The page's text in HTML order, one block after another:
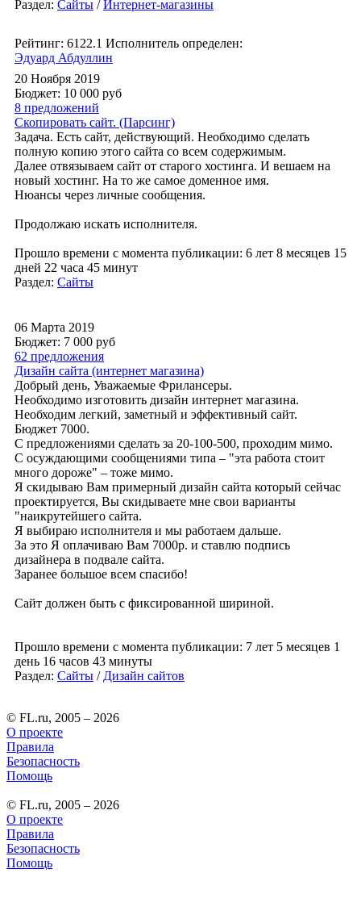
Раздел: Сайты /Интернет-магазины
Рейтинг: 6122.1 Исполнитель определен:
Эдуард Абдуллин
20 Ноября 2019
Бюджет: 10 000 руб
8 предложений
Скопировать сайт. (Парсинг)
Задача. Есть сайт, действующий. Необходимо сделать
полную копию этого сайта со всем содержимым.
Далее отвязываем сайт от старого хостинга. И вешаем на
новый хостинг. На то же самое доменное имя.
Нюансы через личные сообщения.
Продолжаю искать исполнителя.
Прошло времени с момента публикации: 6 лет 8 месяцев 15
дней 22 часа 45 минут
Раздел: Сайты
06 Марта 2019
Бюджет: 7 000 руб
62 предложения
Дизайн сайта (интернет магазина)
Добрый день, Уважаемые Фрилансеры.
Необходимо изготовить дизайн интернет магазина.
Необходим легкий, заметный и эффективный сайт.
Бюджет 7000.
С предложениями сделать за 20-100-500, проходим мимо.
С осуждающими сообщениями типа – "эта работа стоит
много дороже" – тоже мимо.
Я скидываю Вам примерный дизайн сайта который сейчас
проектируется, Вы скидываете мне свои варианты
"наикрутейшего сайта.
Я выбираю исполнителя и мы работаем дальше.
За это Я оплачиваю Вам 7000р. и ставлю подпись
дизайнера в подвале сайта.
Заранее большое всем спасибо!
Сайт должен быть с фиксированной шириной.
Прошло времени с момента публикации: 7 лет 5 месяцев 1
день 16 часов 43 минуты
Раздел: Сайты / Дизайн сайтов
© FL.ru, 2005 – 2026
О проекте
Правила
Безопасность
Помощь
© FL.ru, 2005 – 2026
О проекте
Правила
Безопасность
Помощь